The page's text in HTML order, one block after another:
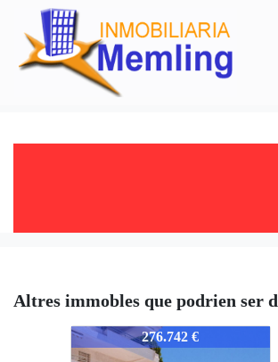
Altres immobles que podrien ser
352-352
276.742 €